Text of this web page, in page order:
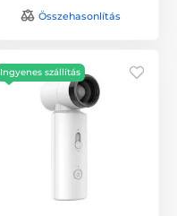
Összehasonlítás
Ingyenes szállítás